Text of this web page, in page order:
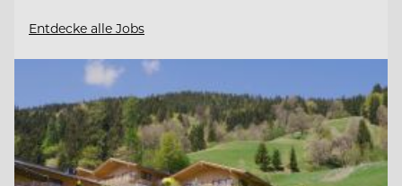
Entdecke alle Jobs